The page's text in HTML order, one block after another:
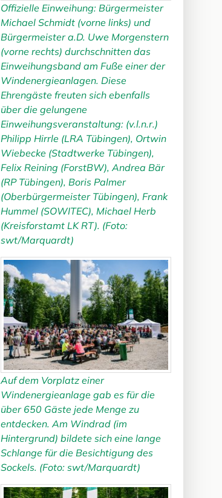
Offizielle Einweihung: Bürgermeister
Michael Schmidt (vorne links) und
Bürgermeister a.D. Uwe Morgenstern
(vorne rechts) durchschnitten das
Einweihungsband am Fuße einer der
Windenergieanlagen. Diese
Ehrengäste freuten sich ebenfalls
über die gelungene
Einweihungsveranstaltung: (v.l.n.r.)
Philipp Hirrle (LRA Tübingen), Ortwin
Wiebecke (Stadtwerke Tübingen),
Felix Reining (ForstBW), Andrea Bär
(RP Tübingen), Boris Palmer
(Oberbürgermeister Tübingen), Frank
Hummel (SOWITEC), Michael Herb
(Kreisforstamt LK RT). (Foto:
swt/Marquardt)
Auf dem Vorplatz einer
Windenergieanlage gab es für die
über 650 Gäste jede Menge zu
entdecken. Am Windrad (im
Hintergrund) bildete sich eine lange
Schlange für die Besichtigung des
Sockels. (Foto: swt/Marquardt)